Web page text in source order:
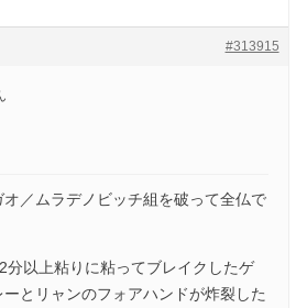
#313915
／ムラデノビッチ組を破って全仏で
分以上粘りに粘ってブレイクしたゲ
とリャンのフォアハンドが炸裂した